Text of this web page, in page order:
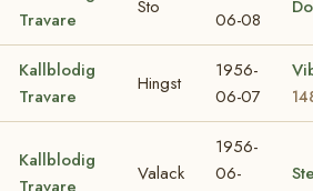
Travare
Sto
06-08
Kallblodig
Travare
Hingst
1956-
06-07
Kallblodig
Travare
Valack
1956-
06-